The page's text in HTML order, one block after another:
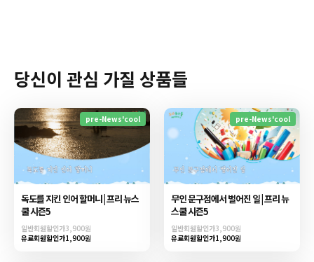
당신이 관심 가질 상품들
pre-News'cool
독도를 지킨 인어 할머니 | 프리 뉴스
쿨 시즌5
일반회원할인가3,900원
유료회원할인가1,900원
pre-News'cool
무인 문구점에서 벌어진 일 | 프리 뉴
스쿨 시즌5
일반회원할인가3,900원
유료회원할인가1,900원